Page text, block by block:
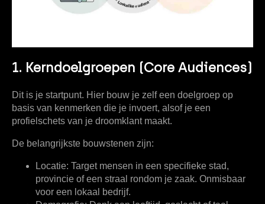
1. Kerndoelgroepen (Core Audiences)
Dit is je startpunt. Hier bouw je zelf een doelgroep op
basis van kenmerken die je invoert, alsof je een
profielschets van je droomklant maakt.
De belangrijkste bouwstenen zijn:
Locatie: Target mensen in een specifieke stad,
provincie of een straal rondom je zaak. Onmisbaar
voor een lokaal bedrijf.